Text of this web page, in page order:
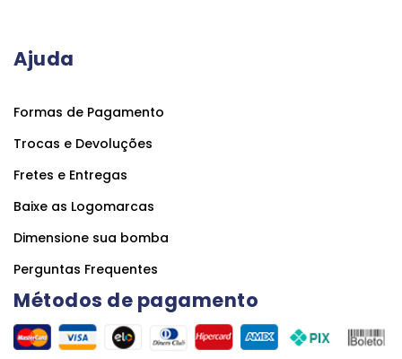
Ajuda
Formas de Pagamento
Trocas e Devoluções
Fretes e Entregas
Baixe as Logomarcas
Dimensione sua bomba
Perguntas Frequentes
Métodos de pagamento